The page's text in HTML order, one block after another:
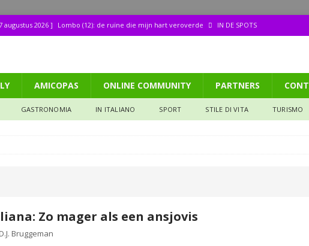
augustus 2026 ] Lombo (12): de ruïne die mijn hart veroverde IN DE SPOTS
juli 2026 ] La cucina italiana: Pizza met een biertje? GASTRONOMIA
juli 2026 ] Lombo (11): de ruïne die mijn hart veroverde IN DE SPOTS
AMICOPAS ONLINE COMMUNITY PARTNERS
GASTRONOMIA IN ITALIANO SPORT STILE DI VITA TURISMO
Zo mager als een ansjovis
D.J. Bruggeman